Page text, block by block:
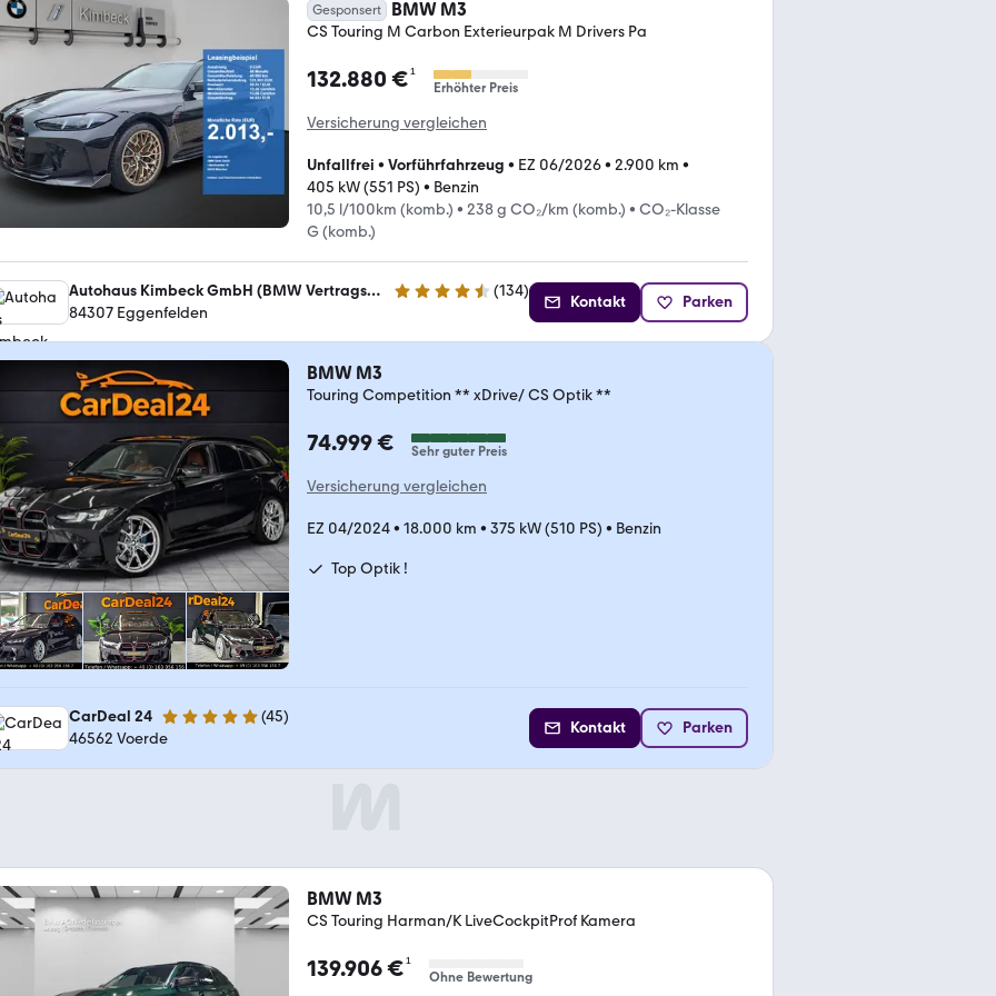
Gesponsert BMW M3
CS Touring M Carbon Exterieurpak M Drivers Pa
132.880 €¹
Erhöhter Preis
Versicherung vergleichen
Unfallfrei • Vorführfahrzeug • EZ 06/2026• 2.900 km •
405 kW (551 PS) • Benzin
10,5 l/100km (komb.) • 238 g CO₂/km (komb.) • CO₂-Klasse
G (komb.)
Autohaus Kimbeck GmbH (BMW Vertragshändler / MINI Service) 4.6 Sterne (134)
84307 Eggenfelden
Kontakt Parken
BMW M3
Touring Competition ** xDrive/ CS Optik **
74.999 € Sehr guter Preis
Versicherung vergleichen
EZ 04/2024• 18.000 km • 375 kW (510 PS) • Benzin
Top Optik !
CarDeal 24 4.9 Sterne (45)
46562 Voerde
Kontakt Parken
BMW M3
CS Touring Harman/K LiveCockpitProf Kamera
139.906 €¹
Ohne Bewertung